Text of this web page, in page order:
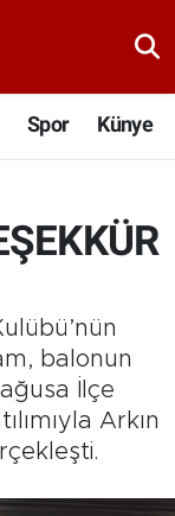
Spor Künye
balonun
İlçe
Arkın